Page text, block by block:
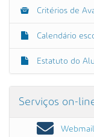
Critérios de
Calendário
Estatuto do
Serviços on-
Webmail